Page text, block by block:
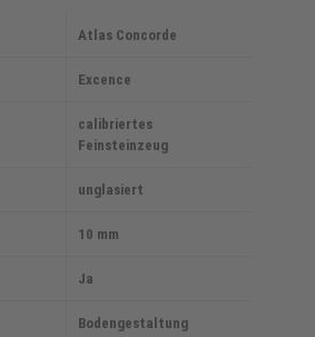
Atlas Concorde
Excence
calibriertes
Feinsteinzeug
unglasiert
10 mm
Ja
Bodengestaltung